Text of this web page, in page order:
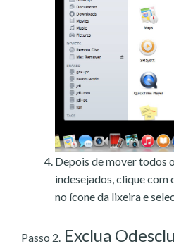
Depois de mover todos
indesejados, clique
no ícone da lixeira e
Passo 2. Exclua